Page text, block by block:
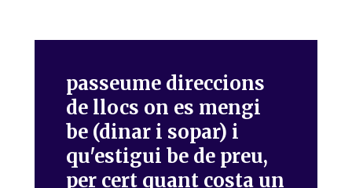
passeume direccions
de llocs on es mengi
be (dinar i sopar) i
qu'estigui be de preu,
per cert quant costa un